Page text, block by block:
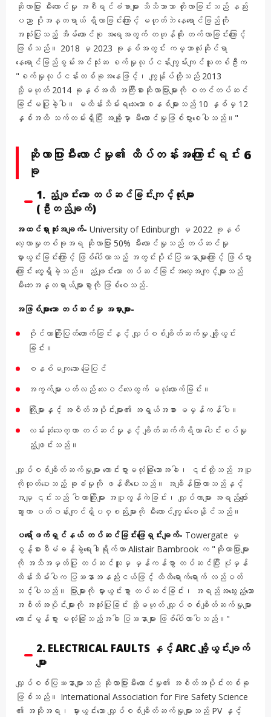
ဆိုလာပြား မီးလောင်မှု အစီရင်ခံစာများ သိသိသာသာ တိုးလာခြင်းသည် နည်း
ပညာ ပိုအန္တရာယ် ရှိလာခြင်းကြောင့် မဟုတ်ဘဲ နေရောင်ခြည်ကို
အသုံးပြုသည့် အိမ်ထောင်စု အရေအတွက် တဟုန်ထိုး တက်လာခြင်းကြောင့်
ဖြစ်သည်။ 2018 မှ 2023 ခုနှစ်အတွင်း ကမ္ဘာလုံးဆိုင်ရာ
နေရောင်ခြည်စွမ်းအင်သုံးဆ စက်မှုလုပ်ငန်းကျွမ်းကျင်သူတစ်ဦးက
"စက်မှုလုပ်ငန်းတစ်ခုအနေဖြင့်၊ ကျွန်ုပ်တို့သည် 2013
သို့မဟုတ် 2014 ခုနှစ်အထိ အကြီးစားဆိုလာပြားများကို စတင်တပ်ဆင်
ခြင်းမပြုခဲ့ပါ။ မထိန်းသိမ်းရသေးသောစနစ်များသည် 10 နှစ်မှ 12
နှစ်အထိ သက်တမ်းရှိပြီး အချို့မှာ မီးလောင်မှုဖြစ်ပွားစေပါသည်။"
ဆိုလာပြားမီးလောင်မှု၏ ထိပ်တန်းအကြောင်းရင်း 6
ခု
1. ညံ့ဖျင်းသော တပ်ဆင်ခြင်းကျင့်ထုံးများ
(ဦးတည်ချက်)
အထင်ရှားဆုံးအချက်- University of Edinburgh မှ 2022 ခုနှစ်
လေ့လာမှုတစ်ခုအရ ဆိုလာပြား 50% မီးလောင်မှုသည် တပ်ဆင်မှု
မှားယွင်းခြင်းကြောင့် ဖြစ်ပေါ်လာသည့် အတွင်းပိုင်းပြဿနာများကြောင့် ဖြစ်ပွား
ကြောင်း တွေ့ရှိခဲ့သည်။ ညံ့ဖျင်းသော တပ်ဆင်ခြင်းအလေ့အကျင့်များသည်
မီးဘေးအန္တရာယ်များစွာကို ဖြစ်စေသည်-
အဖြစ်များသော တပ်ဆင်မှု အမှားများ-
ဝိုင်ယာကြိုးပြတ်တောက်ခြင်းနှင့် လျှပ်စစ်ချိတ်ဆက်မှု ချို့ယွင်း
ခြင်း။
စနစ်မကျသော မြေပြင်
အကွက်များပတ်လည် လေဝင်လေထွက် မလုံလောက်ခြင်း။
ကြိုးများနှင့် အစိတ်အပိုင်းများ၏ အရွယ်အစား မမှန်ကန်ပါ။
လမ်းဆုံသေတ္တာ တပ်ဆင်မှုနှင့် ချိတ်ဆက်ကိရိယာ ပေါင်းစပ်မှု
ညံ့ဖျင်းသည်။
လျှပ်စစ်ချိတ်ဆက်မှုများ ကောင်းစွာမလုံခြုံသောအခါ၊ ၎င်းတို့သည် အပူ
ကိုထုတ်ပေးသည့် ခုခံမှုကို ဖန်တီးပေးသည်။ အချိန်ကြာလာသည်နှင့်
အမျှ ၎င်းသည် ဝါယာကြိုးများ အပူလွန်ကဲခြင်း၊ လျှပ်ကာများ အရည်ပျော်
သွားကာ ပတ်ဝန်းကျင်ရှိပစ္စည်းများကို မီးလောင်ကျွမ်းစေနိုင်သည်။
ပရော်ဖက်ရှင်နယ် တပ်ဆင်ခြင်းဖြေရှင်းချက်- Towergate မှ
စွန့်စားစီမံခန့်ခွဲရေးဒါရိုက်တာ Alistair Bambrook က "ဆိုလာပြားများ
ကို အသိအမှတ်ပြု တပ်ဆင်သူမှ မှန်ကန်စွာ တပ်ဆင်ပြီး ပုံမှန်
ထိန်းသိမ်းပါက ပြဿနာအနည်းငယ်ဖြင့် ထိထိရောက်ရောက် လည်ပတ်
သင့်ပါသည်။ ပြားများကို မှားယွင်းစွာ တပ်ဆင်ခြင်း၊ အရည်အသွေးညံ့သော
အစိတ်အပိုင်းများကို အသုံးပြုခြင်း သို့မဟုတ် လျှပ်စစ်ချိတ်ဆက်မှုများ
ကောင်းမွန်စွာ မလုံခြုံသည့်အခါ ပြဿနာများ ဖြစ်ပေါ်လာပါသည်။"
2. ELECTRICAL FAULTS နှင့် ARC ချို့ယွင်းချက်
များ
လျှပ်စစ်ပြဿနာများသည် ဆိုလာပြားမီးလောင်မှု၏ အစိတ်အပိုင်းတစ်ခု
ဖြစ်သည်။ International Association for Fire Safety Science
၏ အဆိုအရ၊ မှားယွင်းသော လျှပ်စစ်ချိတ်ဆက်မှုများသည် PV နှင့်